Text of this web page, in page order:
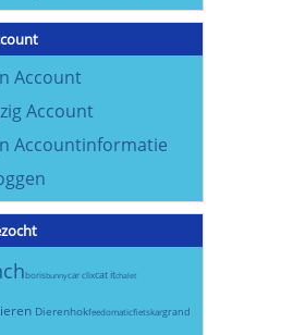
Account
Account
Accountinformatie
borisbunnycar clixcat itchalet
Dierenhokfeedomaticfietskargrand